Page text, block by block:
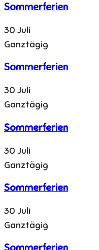
Sommerferien
30 Juli
Ganztägig
Sommerferien
30 Juli
Ganztägig
Sommerferien
30 Juli
Ganztägig
Sommerferien
30 Juli
Ganztägig